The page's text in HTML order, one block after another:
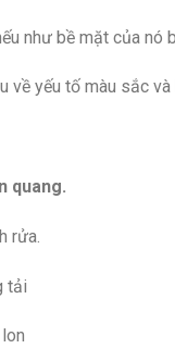
như bề mặt của nó
về yếu tố màu sắc
quang.
rửa.
tải